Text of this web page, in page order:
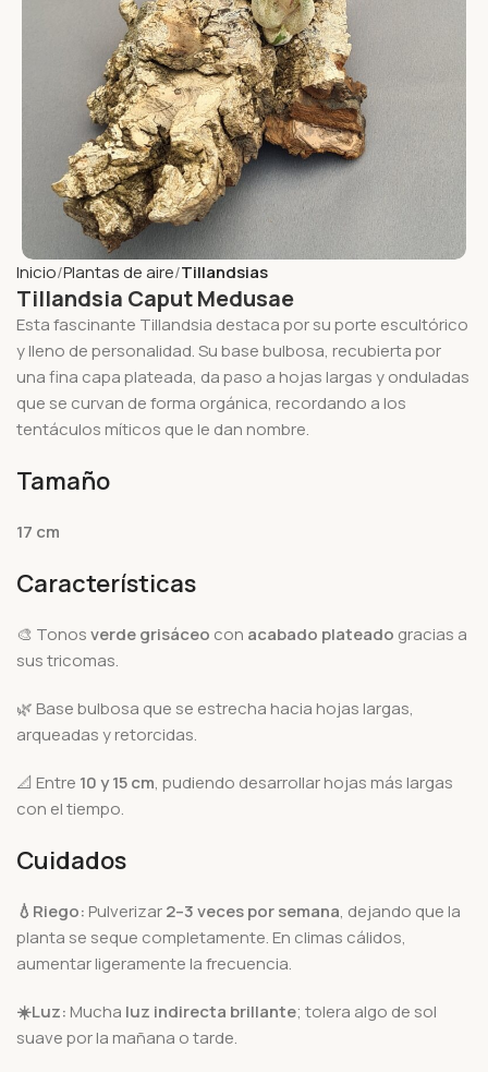
Inicio Plantas de aire Tillandsias
Tillandsia Caput Medusae
Esta fascinante Tillandsia destaca por su porte escultórico
y lleno de personalidad. Su base bulbosa, recubierta por
una fina capa plateada, da paso a hojas largas y onduladas
que se curvan de forma orgánica, recordando a los
tentáculos míticos que le dan nombre.
Tamaño
17 cm
Características
🎨 Tonosverde grisáceo con acabado plateado gracias a
sus tricomas.
🌿 Base bulbosa que se estrecha hacia hojas largas,
arqueadas y retorcidas.
📐 Entre 10 y 15 cm, pudiendo desarrollar hojas más largas
con el tiempo.
Cuidados
💧Riego: Pulverizar2–3 veces por semana, dejando que la
planta se seque completamente. En climas cálidos,
aumentar ligeramente la frecuencia.
☀️Luz: Mucha luz indirecta brillante; tolera algo de sol
suave por la mañana o tarde.